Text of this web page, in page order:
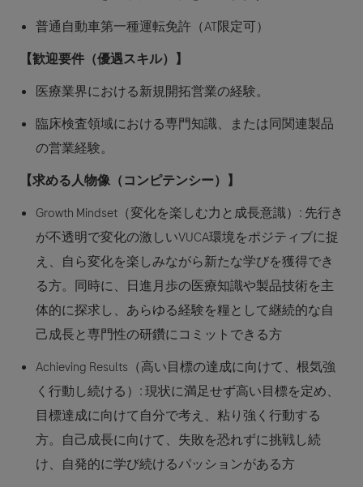
普通自動車第一種運転免許（AT限定可）
【歓迎要件（優遇スキル）】
医療業界における新規開拓営業の経験。
臨床検査領域における専門知識、または同関連製品
の営業経験。
【求める人物像（コンピテンシー）】
Growth Mindset（変化を楽しむ力と成長意識）: 先行き
が不透明で変化の激しいVUCA環境をポジティブに捉
え、自ら変化を楽しみながら新たな学びを獲得でき
る方。同時に、日進月歩の医療知識や製品技術を主
体的に探求し、あらゆる経験を糧として継続的な自
己成長と専門性の研鑽にコミットできる方
Achieving Results（高い目標の達成に向けて、根気強
く行動し続ける）:現状に満足せず高い目標を定め、
目標達成に向けて自分で考え、粘り強く行動する
方。自己成長に向けて、失敗を恐れずに挑戦し続
け、自発的に学び続けるパッションがある方